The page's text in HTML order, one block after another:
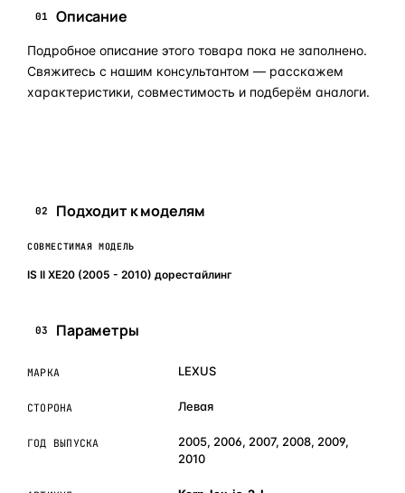
01 Описание
Подробное описание этого товара пока не заполнено.
Свяжитесь с нашим консультантом — расскажем
характеристики, совместимость и подберём аналоги.
02 Подходит к моделям
СОВМЕСТИМАЯ МОДЕЛЬ
IS II XE20 (2005 - 2010) дорестайлинг
03 Параметры
МАРКА LEXUS
СТОРОНА Левая
ГОД ВЫПУСКА
2005, 2006, 2007, 2008, 2009,
2010